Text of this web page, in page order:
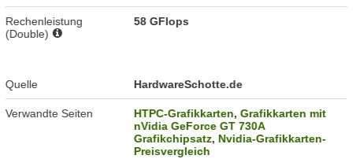
Rechenleistung
(Double)
58 GFlops
Quelle HardwareSchotte.de
Verwandte Seiten HTPC-Grafikkarten,Grafikkarten mit
nVidia GeForce GT 730A
Grafikchipsatz,Nvidia-Grafikkarten-
Preisvergleich